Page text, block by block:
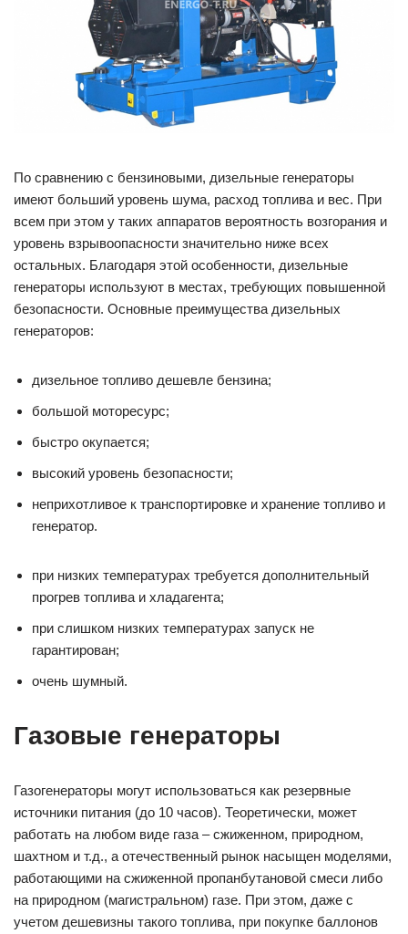
По сравнению с бензиновыми, дизельные генераторы
имеют больший уровень шума, расход топлива и вес. При
всем при этом у таких аппаратов вероятность возгорания и
уровень взрывоопасности значительно ниже всех
остальных. Благодаря этой особенности, дизельные
генераторы используют в местах, требующих повышенной
безопасности. Основные преимущества дизельных
генераторов:
дизельное топливо дешевле бензина;
большой моторесурс;
быстро окупается;
высокий уровень безопасности;
неприхотливое к транспортировке и хранение топливо и
генератор.
при низких температурах требуется дополнительный
прогрев топлива и хладагента;
при слишком низких температурах запуск не
гарантирован;
очень шумный.
Газовые генераторы
Газогенераторы могут использоваться как резервные
источники питания (до 10 часов). Теоретически, может
работать на любом виде газа – сжиженном, природном,
шахтном и т.д., а отечественный рынок насыщен моделями,
работающими на сжиженной пропанбутановой смеси либо
на природном (магистральном) газе. При этом, даже с
учетом дешевизны такого топлива, при покупке баллонов